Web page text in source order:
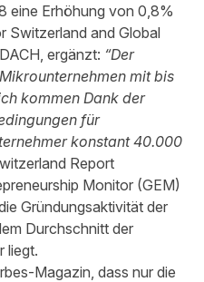
eine Erhöhung von 0,8%
Switzerland and Global
ergänzt: “Der
mit bis
kommen Dank der
für
konstant 40.000
Report
Monitor (GEM)
Gründungsaktivität der
Durchschnitt der
liegt.
Magazin, dass nur die